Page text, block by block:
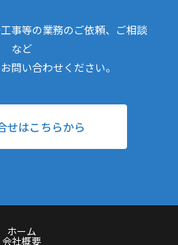
事等の業務のご依頼、ご相談
など
問い合わせください。
せはこちらから
ホーム
会社概要